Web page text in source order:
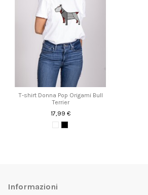
T-shirt Donna Pop Origami Bull
Terrier
17,99 €
Informazioni